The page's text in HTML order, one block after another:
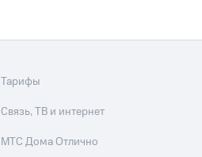
Тарифы
Связь, ТВ и интернет
МТС Дома Отлично